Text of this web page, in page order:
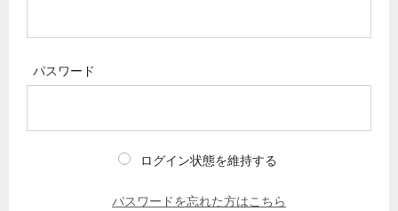
パスワード
ログイン状態を維持する
パスワードを忘れた方はこちら